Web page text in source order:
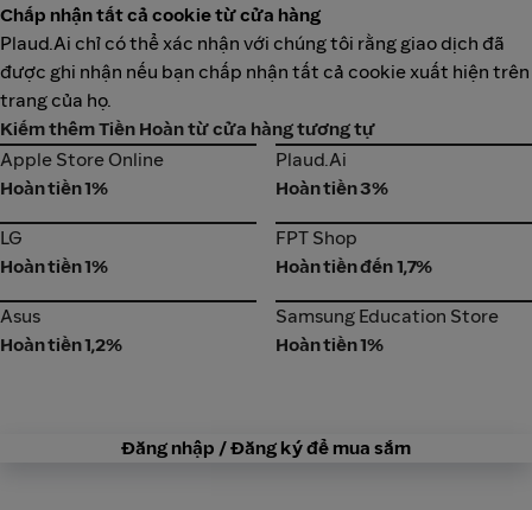
Chấp nhận tất cả cookie từ cửa hàng
Plaud.Ai chỉ có thể xác nhận với chúng tôi rằng giao dịch đã
được ghi nhận nếu bạn chấp nhận tất cả cookie xuất hiện trên
trang của họ.
Kiếm thêm Tiền Hoàn từ cửa hàng tương tự
Apple Store Online
Apple Store Online
Hoàn tiền 1%
Plaud.Ai
Plaud.Ai
Hoàn tiền 3%
LG
LG
Hoàn tiền 1%
FPT Shop
FPT Shop
Hoàn tiền đến 1,7%
Asus
Asus
Hoàn tiền 1,2%
Samsung Education Store
Samsung Education Store
Hoàn tiền 1%
Đăng nhập / Đăng ký để mua sắm